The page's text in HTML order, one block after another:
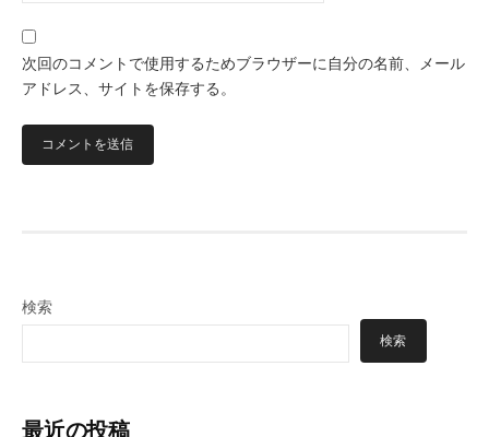
次回のコメントで使用するためブラウザーに自分の名前、メール
アドレス、サイトを保存する。
検索
検索
最近の投稿